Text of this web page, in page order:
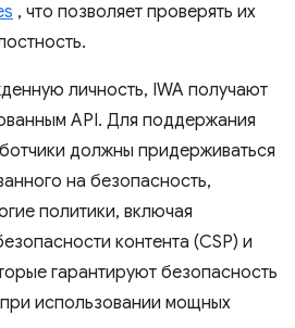
, что позволяет проверять их
личность, IWA получают
API. Для поддержания
должны придерживаться
на безопасность,
политики, включая
контента (CSP) и
гарантируют безопасность
использовании мощных